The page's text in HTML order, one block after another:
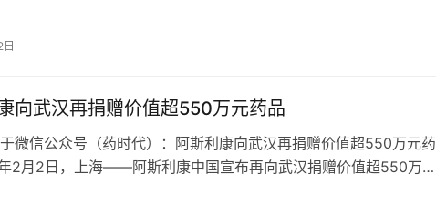
向武汉再捐赠价值超550万元药品
微信公众号（药时代）：阿斯利康向武汉再捐赠价值超550万元药
2月2日，上海——阿斯利康中国宣布再向武汉捐赠价值超550万元